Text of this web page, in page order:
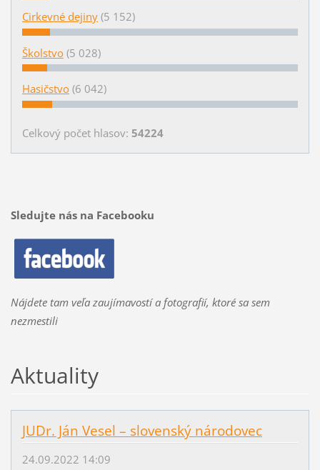
Cirkevné dejiny (5 152)
Školstvo (5 028)
Hasičstvo (6 042)
Celkový počet hlasov: 54224
Sledujte nás na Facebooku
Nájdete tam veľa zaujímavostí a fotografií, ktoré sa sem
nezmestili
Aktuality
JUDr. Ján Vesel – slovenský národovec
24.09.2022 14:09